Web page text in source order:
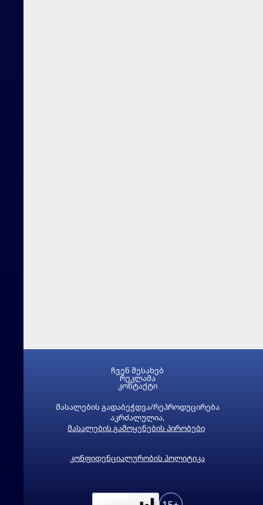
მასალების გადაბეჭდვა/რეპროდუცირება
აკრძალულია,
მასალების გამოყენების პირობები
კონფიდენციალურობის პოლიტიკა
ჩვენ შესახებ
რეკლამა
კონტაქტი